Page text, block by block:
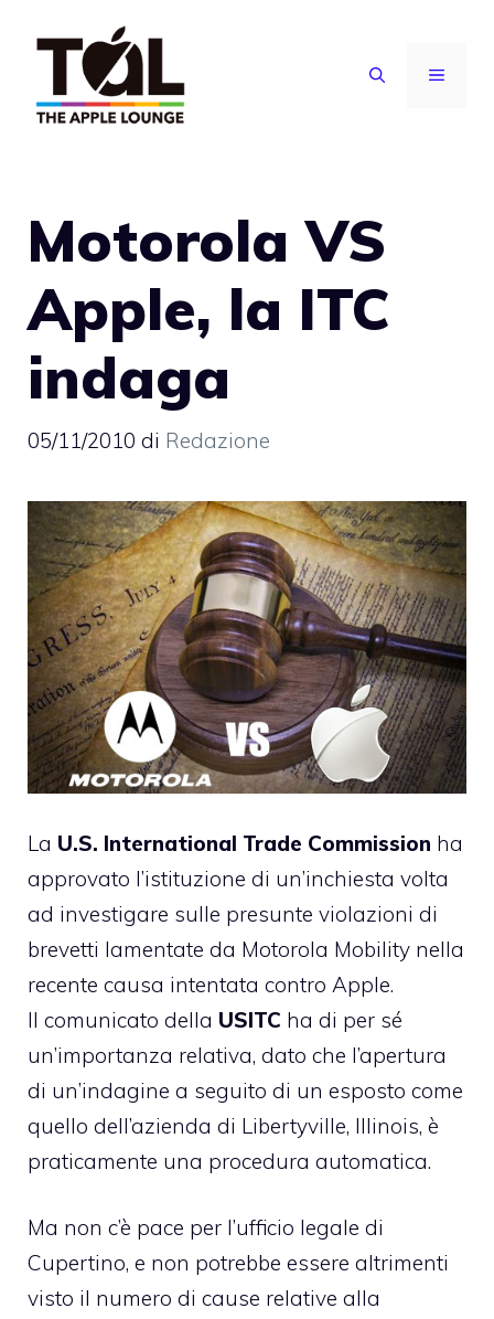
contenuto
MENU
Motorola VS
Apple, la ITC
indaga
05/11/2010 di Redazione
La U.S. International Trade Commission ha
approvato l’istituzione di un’inchiesta volta
ad investigare sulle presunte violazioni di
brevetti lamentate da Motorola Mobility nella
recente causa intentata contro Apple.
Il comunicato della USITC ha di per sé
un’importanza relativa, dato che l’apertura
di un’indagine a seguito di un esposto come
quello dell’azienda di Libertyville, Illinois, è
praticamente una procedura automatica.
Ma non c’è pace per l’ufficio legale di
Cupertino, e non potrebbe essere altrimenti
visto il numero di cause relative alla